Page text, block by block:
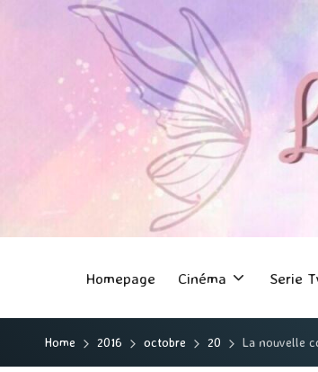
Homepage Cinéma Serie
Home 2016 octobre 20 La nouvelle